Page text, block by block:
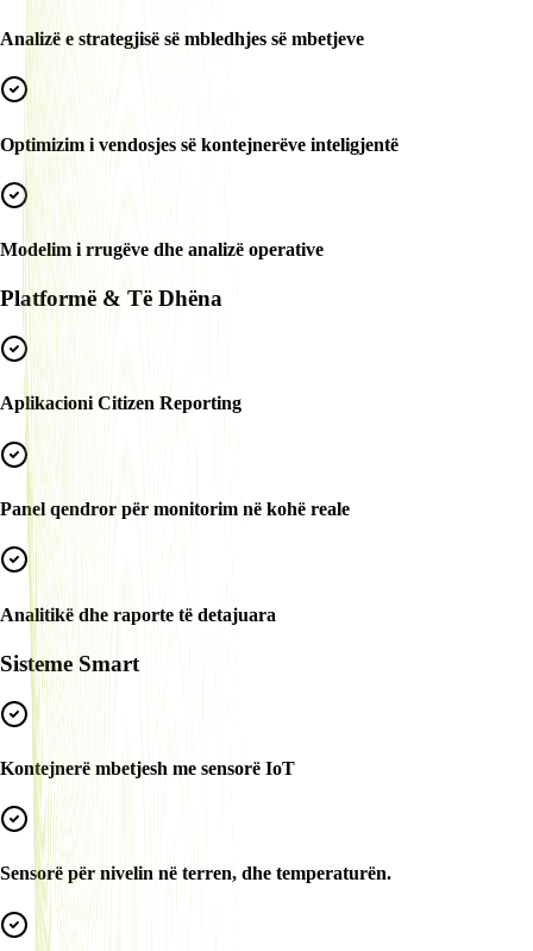
Analizë e strategjisë së mbledhjes së mbetjeve
Optimizim i vendosjes së kontejnerëve inteligjentë
Modelim i rrugëve dhe analizë operative
Platformë & Të Dhëna
Aplikacioni Citizen Reporting
Panel qendror për monitorim në kohë reale
Analitikë dhe raporte të detajuara
Sisteme Smart
Kontejnerë mbetjesh me sensorë IoT
Sensorë për nivelin në terren, dhe temperaturën.